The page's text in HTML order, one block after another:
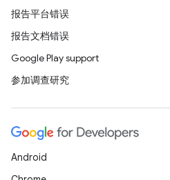
报告平台错误
报告文档错误
Google Play support
参加调查研究
Android